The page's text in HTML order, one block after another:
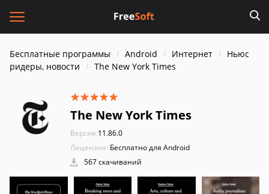
Бесплатные программы Android Интернет
Ньюс
ридеры, новости
The New York Times
The New York Times
Версия:11.86.0
Лицензия: Бесплатно для Android
567 скачиваний